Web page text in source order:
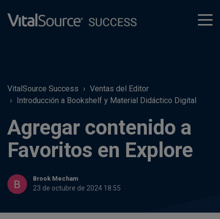
VitalSource Success
Ventas del Editor
Introducción a Bookshelf y Material Didáctico Digital
Agregar contenido a
Favoritos en Explore
Brook Mecham
23 de octubre de 2024 18:55